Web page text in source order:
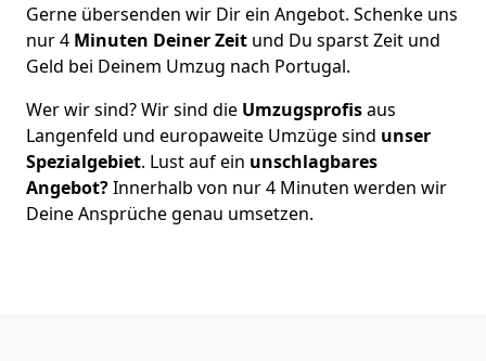
Gerne übersenden wir Dir ein Angebot. Schenke uns
nur4 Minuten Deiner Zeit und Du sparst Zeit und
Geld bei Deinem Umzug nach Portugal.
Wer wir sind? Wir sind die Umzugsprofisaus
Langenfeld und europaweite Umzüge sind unser
Spezialgebiet. Lust auf ein unschlagbares
Angebot?Innerhalb von nur4 Minuten werden wir
Deine Ansprüche genau umsetzen.